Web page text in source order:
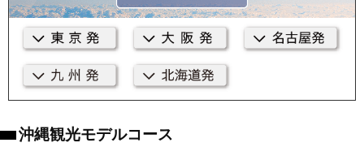
沖縄観光モデルコース